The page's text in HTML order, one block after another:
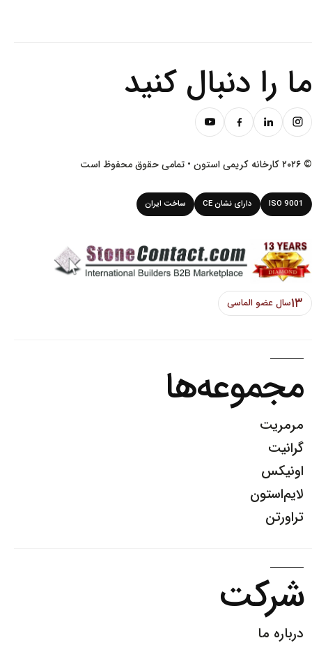
ما را دنبال کنید
© ۲۰۲۶ کارخانه کریمی استون • تمامی حقوق محفوظ است
ISO 9001 دارای نشان CE ساخت ایران
۱۳سال عضو الماسی
مجموعه‌ها
مرمریت
گرانیت
اونیکس
لایم‌استون
تراورتن
شرکت
درباره ما